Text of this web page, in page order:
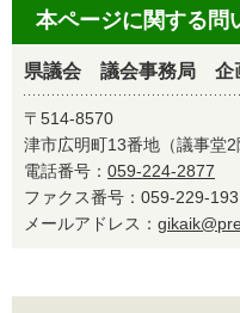
本ページに関する問
県議会 議会事務局 企
〒514-8570
津市広明町13番地（議事堂2
電話番号： 059-224-2877
ファクス番号：059-229-
メールアドレス：